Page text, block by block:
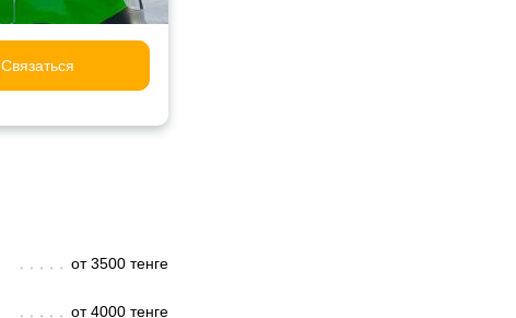
Связаться
от 3500 тенге
от 4000 тенге